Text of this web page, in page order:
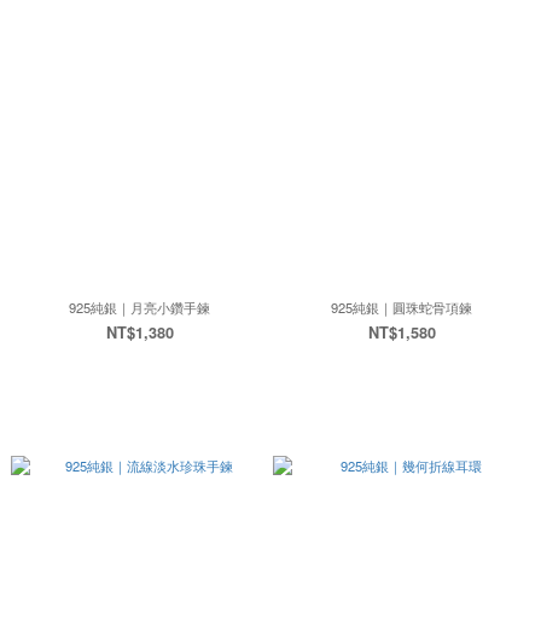
925純銀｜月亮小鑽手鍊
NT$1,380
925純銀｜圓珠蛇骨項鍊
NT$1,580